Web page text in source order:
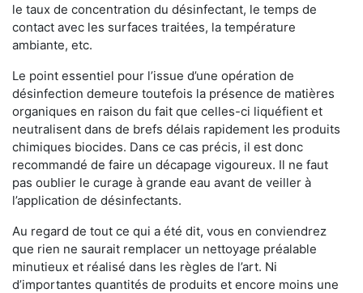
le taux de concentration du désinfectant, le temps de
contact avec les surfaces traitées, la température
ambiante, etc.
Le point essentiel pour l’issue d’une opération de
désinfection demeure toutefois la présence de matières
organiques en raison du fait que celles-ci liquéfient et
neutralisent dans de brefs délais rapidement les produits
chimiques biocides. Dans ce cas précis, il est donc
recommandé de faire un décapage vigoureux. Il ne faut
pas oublier le curage à grande eau avant de veiller à
l’application de désinfectants.
Au regard de tout ce qui a été dit, vous en conviendrez
que rien ne saurait remplacer un nettoyage préalable
minutieux et réalisé dans les règles de l’art. Ni
d’importantes quantités de produits et encore moins une